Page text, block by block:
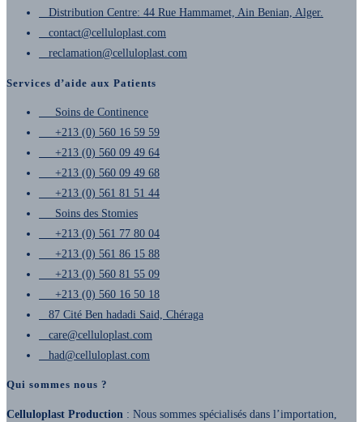
Distribution Centre: 44 Rue Hammamet, Ain Benian, Alger.
contact@celluloplast.com
reclamation@celluloplast.com
Services d’aide aux Patients
Soins de Continence
+213 (0) 560 16 59 59
+213 (0) 560 09 49 64
+213 (0) 560 09 49 68
+213 (0) 561 81 51 44
Soins des Stomies
+213 (0) 561 77 80 04
+213 (0) 561 86 15 88
+213 (0) 560 81 55 09
+213 (0) 560 16 50 18
87 Cité Ben hadadi Said, Chéraga
care@celluloplast.com
had@celluloplast.com
Qui sommes nous ?
Celluloplast Production : Nous sommes spécialisés dans l’importation,